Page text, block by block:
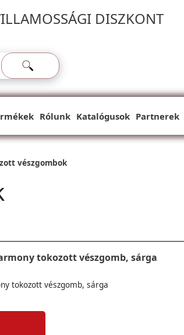
DISZKONT
Rólunk Katalógusok Partnerek
vészgombok
tokozott vészgomb, sárga
tokozott vészgomb, sárga